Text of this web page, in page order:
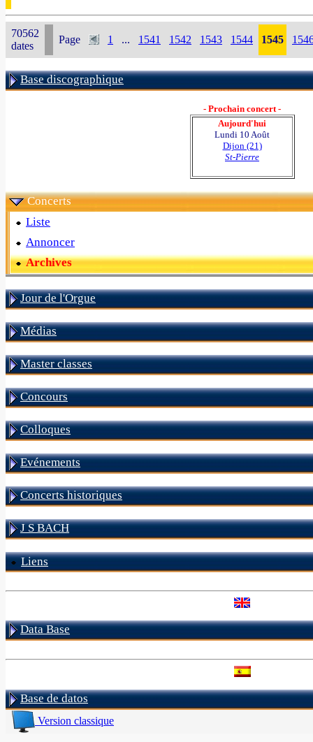
70562
dates
Page 1 ... 1541 1542 1543 1544 1545
Base discographique
- Prochain concert -
Aujourd'hui
Lundi 10 Août
Dijon (21)
St-Pierre
Concerts
Liste
Annoncer
Archives
Jour de l'Orgue
Médias
Master classes
Concours
Colloques
Evénements
Concerts historiques
J S BACH
Liens
Data Base
Base de datos
Version classique